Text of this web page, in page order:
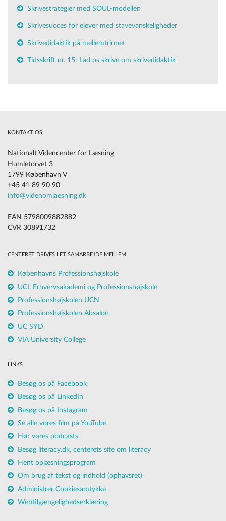
Skrivestrategier med SOUL-modellen
Skrivesucces for elever med stavevanskeligheder
Skrivedidaktik på mellemtrinnet
Tidsskrift nr. 15: Lad os skrive om skrivedidaktik
KONTAKT OS
Nationalt Videncenter for Læsning
Humletorvet 3
1799 København V
+45 41 89 90 90
info@videnomlaesning.dk
EAN 5798009882882
CVR 30891732
CENTERET DRIVES I ET SAMARBEJDE MELLEM
Københavns Professionshøjskole
UCL Erhvervsakademi og Professionshøjskole
Professionshøjskolen UCN
Professionshøjskolen Absalon
UC SYD
VIA University College
LINKS
Besøg os på Facebook
Besøg os på LinkedIn
Besøg os på Instagram
Se alle vores film på YouTube
Hør vores podcasts
Besøg literacy.dk, centerets site om literacy
Hent oplæsningsprogram
Om brug af tekst og indhold (ophavsret)
Administrer Cookiesamtykke
Webtilgængelighedserklæring